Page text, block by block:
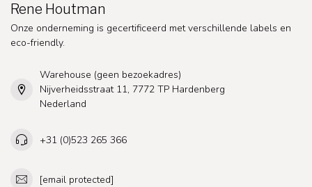
Rene Houtman
Onze onderneming is gecertificeerd met verschillende labels en
eco-friendly.
Warehouse (geen bezoekadres)
Nijverheidsstraat 11, 7772 TP Hardenberg
Nederland
+31 (0)523 265 366
[email protected]